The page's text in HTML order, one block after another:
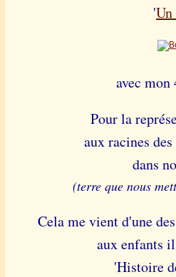
'
avec mon
Pour la
aux racines
dans
(terre que nous
Cela me vient d'une
aux enfants
'Histoire